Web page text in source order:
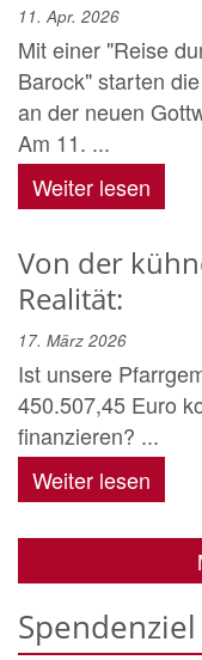
11. Apr. 2026
Mit einer "Reise
Barock" starten
an der neuen
Am 11. ...
Weiter lesen
Von der
Realität:
17. März 2026
Ist unsere
450.507,45 Euro
finanzieren? ...
Weiter lesen